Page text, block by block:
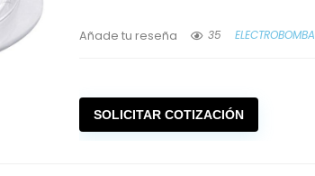
Añade tu reseña 35 ELECTROBOMBA
SOLICITAR COTIZACIÓN